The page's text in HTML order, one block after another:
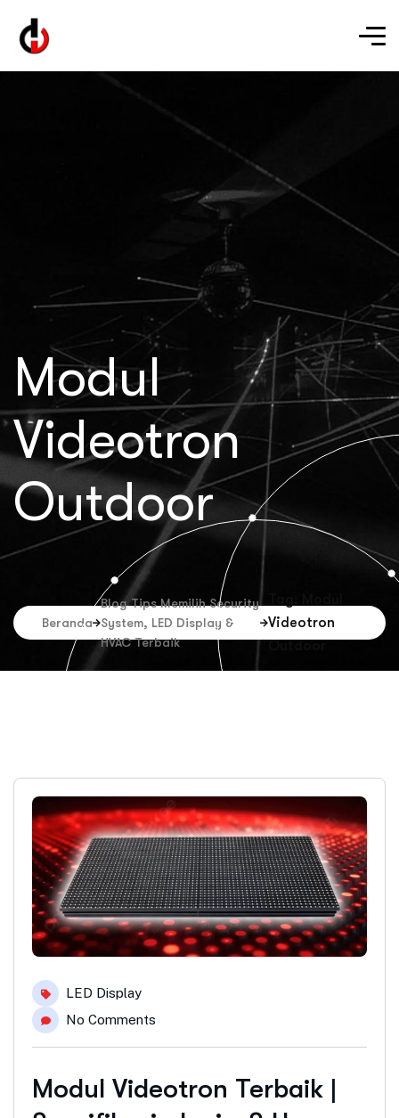
Modul
Videotron
Outdoor
Beranda
Blog Tips Memilih Security
System, LED Display &
HVAC Terbaik
Videotron
LED Display
No Comments
Modul Videotron Terbaik |